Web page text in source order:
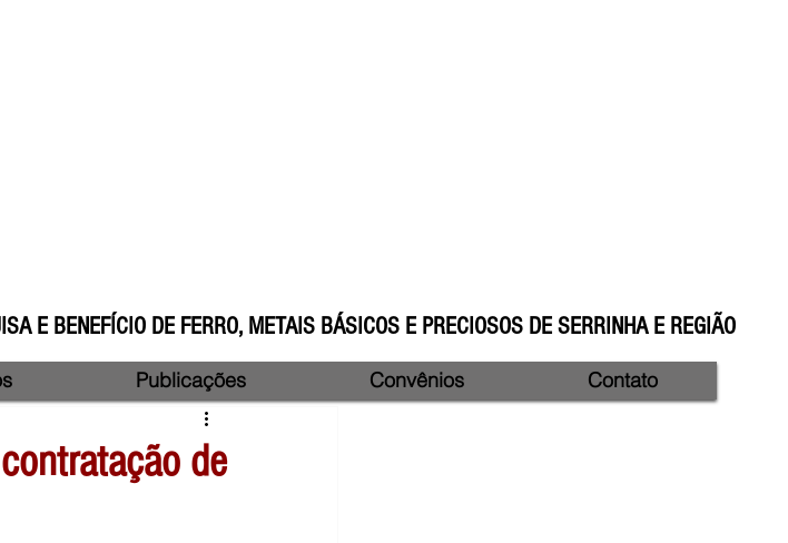
E BENEFÍCIO DE FERRO, METAIS BÁSICOS E PRECIOSOS DE SERRINHA E REGIÃO
de
Publicações Convênios Contato